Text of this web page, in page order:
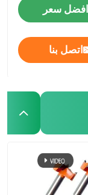
سعر
اتصل بنا